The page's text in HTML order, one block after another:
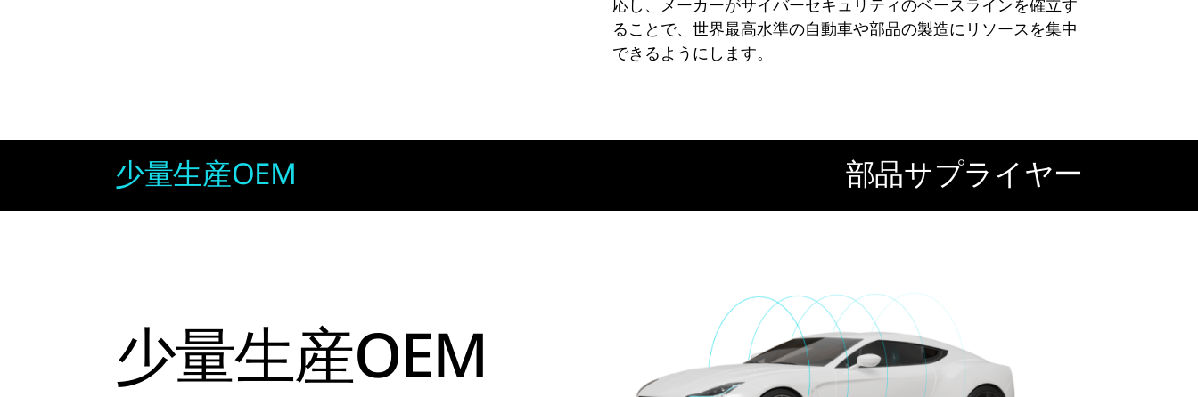
応し、メーカーがサイバーセキュリティのベースラインを確立す
ることで、世界最高水準の自動車や部品の製造にリソースを集中
できるようにします。
少量生産OEM 部品サプライヤー
少量生産OEM